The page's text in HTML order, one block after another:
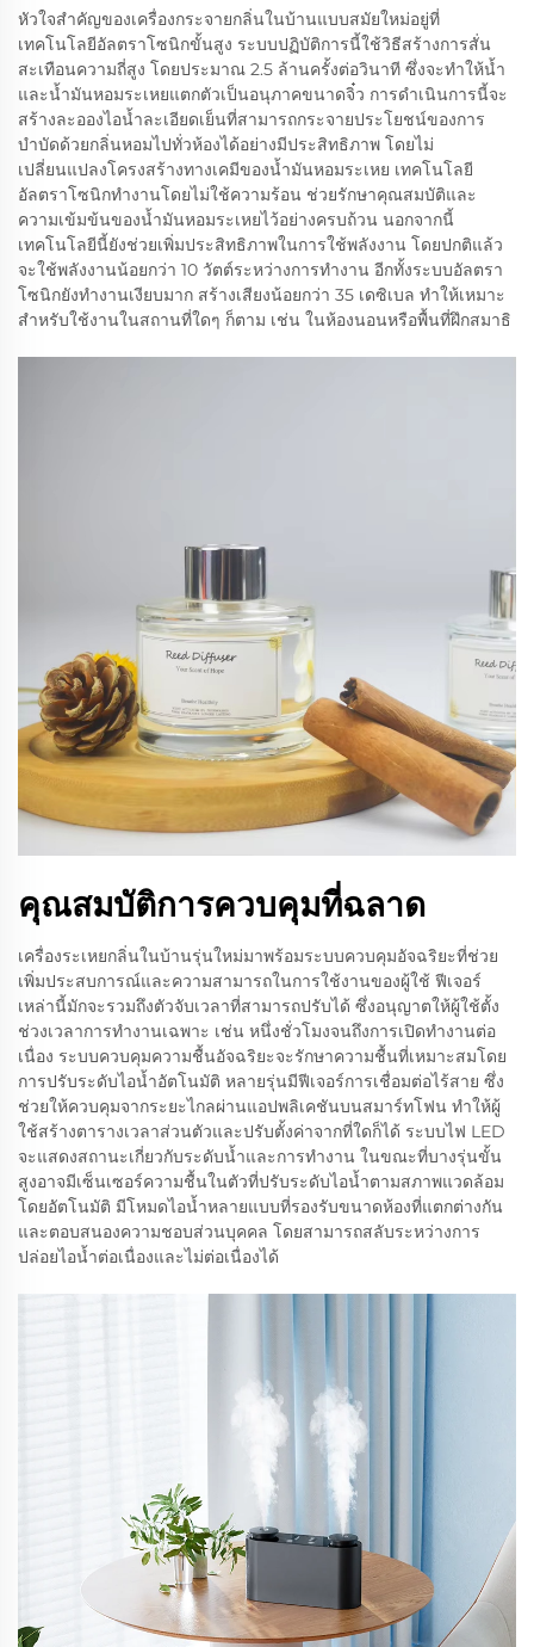
หัวใจสำคัญของเครื่องกระจายกลิ่นในบ้านแบบสมัยใหม่อยู่ที่
เทคโนโลยีอัลตราโซนิกขั้นสูง ระบบปฏิบัติการนี้ใช้วิธีสร้างการสั่น
สะเทือนความถี่สูง โดยประมาณ 2.5 ล้านครั้งต่อวินาที ซึ่งจะทำให้น้ำ
และน้ำมันหอมระเหยแตกตัวเป็นอนุภาคขนาดจิ๋ว การดำเนินการนี้จะ
สร้างละอองไอน้ำละเอียดเย็นที่สามารถกระจายประโยชน์ของการ
บำบัดด้วยกลิ่นหอมไปทั่วห้องได้อย่างมีประสิทธิภาพ โดยไม่
เปลี่ยนแปลงโครงสร้างทางเคมีของน้ำมันหอมระเหย เทคโนโลยี
อัลตราโซนิกทำงานโดยไม่ใช้ความร้อน ช่วยรักษาคุณสมบัติและ
ความเข้มข้นของน้ำมันหอมระเหยไว้อย่างครบถ้วน นอกจากนี้
เทคโนโลยีนี้ยังช่วยเพิ่มประสิทธิภาพในการใช้พลังงาน โดยปกติแล้ว
จะใช้พลังงานน้อยกว่า 10 วัตต์ระหว่างการทำงาน อีกทั้งระบบอัลตรา
โซนิกยังทำงานเงียบมาก สร้างเสียงน้อยกว่า 35 เดซิเบล ทำให้เหมาะ
สำหรับใช้งานในสถานที่ใดๆ ก็ตาม เช่น ในห้องนอนหรือพื้นที่ฝึกสมาธิ
คุณสมบัติการควบคุมที่ฉลาด
เครื่องระเหยกลิ่นในบ้านรุ่นใหม่มาพร้อมระบบควบคุมอัจฉริยะที่ช่วย
เพิ่มประสบการณ์และความสามารถในการใช้งานของผู้ใช้ ฟีเจอร์
เหล่านี้มักจะรวมถึงตัวจับเวลาที่สามารถปรับได้ ซึ่งอนุญาตให้ผู้ใช้ตั้ง
ช่วงเวลาการทำงานเฉพาะ เช่น หนึ่งชั่วโมงจนถึงการเปิดทำงานต่อ
เนื่อง ระบบควบคุมความชื้นอัจฉริยะจะรักษาความชื้นที่เหมาะสมโดย
การปรับระดับไอน้ำอัตโนมัติ หลายรุ่นมีฟีเจอร์การเชื่อมต่อไร้สาย ซึ่ง
ช่วยให้ควบคุมจากระยะไกลผ่านแอปพลิเคชันบนสมาร์ทโฟน ทำให้ผู้
ใช้สร้างตารางเวลาส่วนตัวและปรับตั้งค่าจากที่ใดก็ได้ ระบบไฟ LED
จะแสดงสถานะเกี่ยวกับระดับน้ำและการทำงาน ในขณะที่บางรุ่นขั้น
สูงอาจมีเซ็นเซอร์ความชื้นในตัวที่ปรับระดับไอน้ำตามสภาพแวดล้อม
โดยอัตโนมัติ มีโหมดไอน้ำหลายแบบที่รองรับขนาดห้องที่แตกต่างกัน
และตอบสนองความชอบส่วนบุคคล โดยสามารถสลับระหว่างการ
ปล่อยไอน้ำต่อเนื่องและไม่ต่อเนื่องได้